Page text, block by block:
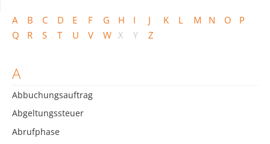
A B C D E F G H I J K L M N O
P
Q
R S T U V W X Y Z
A
Abbuchungsauftrag
Abgeltungssteuer
Abrufphase